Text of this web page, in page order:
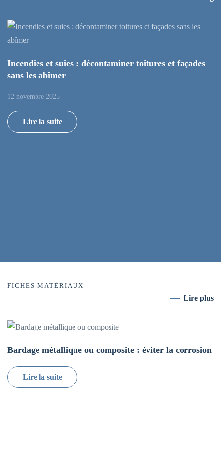
Incendies et suies : décontaminer toitures et façades
sans les abîmer
12 novembre 2025
Lire la suite
FICHES MATÉRIAUX
Lire plus
Bardage métallique ou composite : éviter la corrosion
Lire la suite